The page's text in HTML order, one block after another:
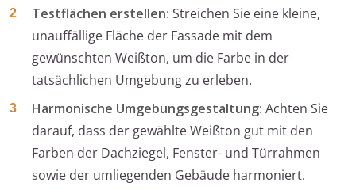
Testflächen erstellen: Streichen Sie eine kleine,
unauffällige Fläche der Fassade mit dem
gewünschten Weißton, um die Farbe in der
tatsächlichen Umgebung zu erleben.
Harmonische Umgebungsgestaltung: Achten Sie
darauf, dass der gewählte Weißton gut mit den
Farben der Dachziegel, Fenster- und Türrahmen
sowie der umliegenden Gebäude harmoniert.